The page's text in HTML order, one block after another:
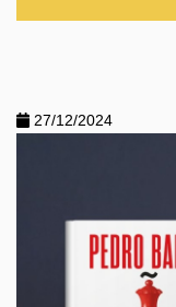
27/12/2024